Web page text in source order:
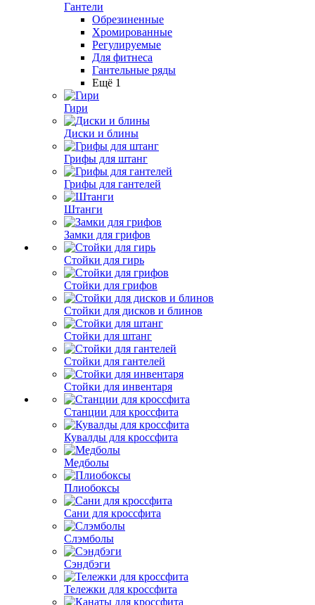
Гантели
Обрезиненные
Хромированные
Регулируемые
Для фитнеса
Гантельные ряды
Ещё 1
Гири
Диски и блины
Грифы для штанг
Грифы для гантелей
Штанги
Замки для грифов
Стойки для гирь
Стойки для грифов
Стойки для дисков и блинов
Стойки для штанг
Стойки для гантелей
Стойки для инвентаря
Станции для кроссфита
Кувалды для кроссфита
Медболы
Плиобоксы
Сани для кроссфита
Слэмболы
Сэндбэги
Тележки для кроссфита